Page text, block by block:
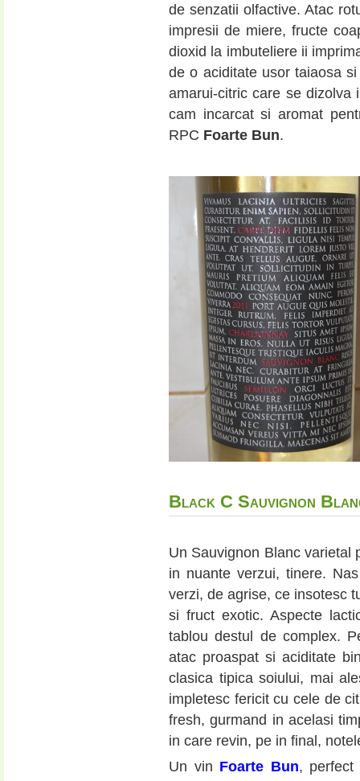
de senzatii olfactive. Atac
impresii de miere, fructe
dioxid la imbuteliere ii
de o aciditate usor taiaosa
amarui-citric care se
cam incarcat si aromat
RPC Foarte Bun.
Black C Sauvignon
Un Sauvignon Blanc varietal
in nuante verzui, tinere.
verzi, de agrise, ce insotesc
si fruct exotic. Aspecte
tablou destul de complex.
atac proaspat si aciditate
clasica tipica soiului, mai
impletesc fericit cu cele de
fresh, gurmand in acelasi
in care revin, pe in final,
Un vin Foarte Bun, perfect